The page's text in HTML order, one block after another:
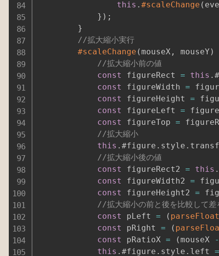
this . #scaleChange (
} ) ;
}
//拡大縮小実行
#scaleChange ( mouseX, mouseY )
//拡大縮小前の値
const figureRect = this .
const figureWidth =
const figureHeight =
const figureLeft =
const figureTop =
//拡大縮小
this . #figure . style .
//拡大縮小後の値
const figureRect2 = this .
const figureWidth2 =
const figureHeight2 =
//拡大縮小の前と後を比較して差
const pLeft = ( parseFloat
const pRight = (
const pRatioX = ( mouseX
-
this . #figure . style . left =